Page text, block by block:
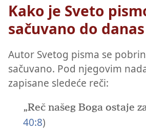
Kako je Sveto
sačuvano do danas
Autor Svetog pisma se
sačuvano. Pod njegovim
zapisane sledeće reči:
„Reč našeg Boga ostaje
40:8)